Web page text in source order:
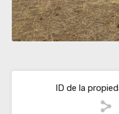
ID de la